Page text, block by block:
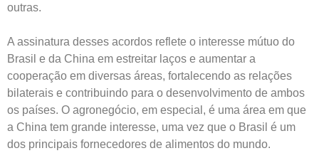
outras.
A assinatura desses acordos reflete o interesse mútuo do
Brasil e da China em estreitar laços e aumentar a
cooperação em diversas áreas, fortalecendo as relações
bilaterais e contribuindo para o desenvolvimento de ambos
os países. O agronegócio, em especial, é uma área em que
a China tem grande interesse, uma vez que o Brasil é um
dos principais fornecedores de alimentos do mundo.